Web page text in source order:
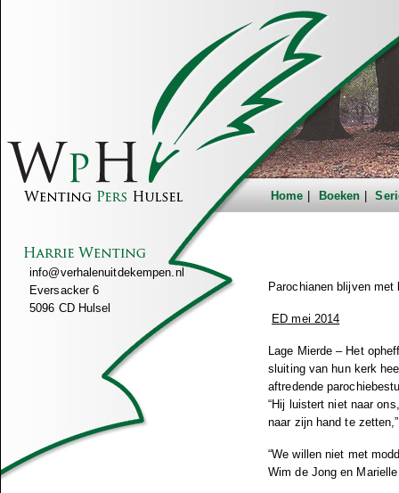
Home Boeken
info@verhalenuitdekempen.nl
Eversacker 6
5096 CD Hulsel
Parochianen blijven met
ED mei 2014
Lage Mierde – Het
sluiting van hun kerk
aftredende
“Hij luistert niet naar
naar zijn hand te
“We willen niet met
Wim de Jong en